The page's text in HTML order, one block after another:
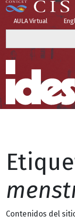
Top Menu
AULA Virtual
Menú principal
Contenidos del